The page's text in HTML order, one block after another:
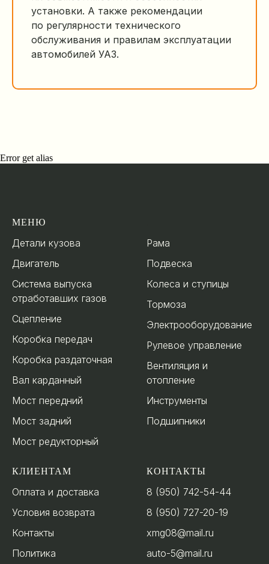
установки. А также рекомендации
по регулярности технического
обслуживания и правилам эксплуатации
автомобилей УАЗ.
Error get alias
МЕНЮ
Детали кузова
Двигатель
Система выпуска
отработавших газов
Сцепление
Коробка передач
Коробка раздаточная
Вал карданный
Мост передний
Мост задний
Мост редукторный
Рама
Подвеска
Колеса и ступицы
Тормоза
Электрооборудование
Рулевое управление
Вентиляция и
отопление
Инструменты
Подшипники
КЛИЕНТАМ
Оплата и доставка
Условия возврата
Контакты
Политика
КОНТАКТЫ
8 (950) 742-54-44
8 (950) 727-20-19
xmg08@mail.ru
auto-5@mail.ru